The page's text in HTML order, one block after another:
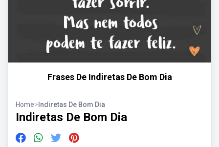
Frases De Indiretas De Bom Dia
Home> Indiretas De Bom Dia
Indiretas De Bom Dia